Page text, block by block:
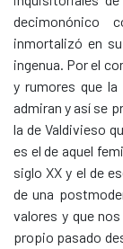
decimonónico
inmortalizó en
ingenua. Por el
y rumores que
admiran y así se
la de Valdivieso
es el de aquel
siglo XX y el de
de una
valores y que
propio pasado